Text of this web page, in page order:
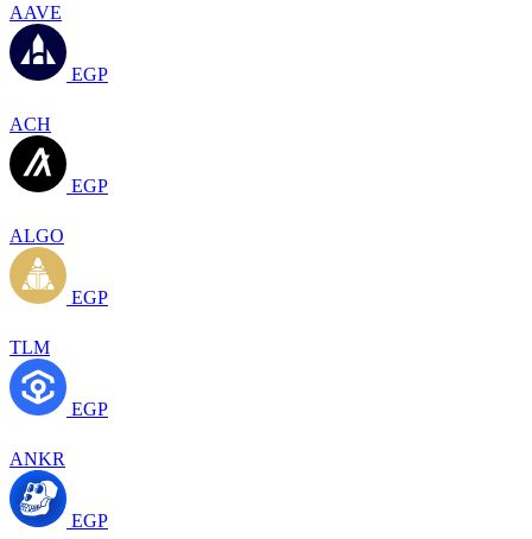
AAVE
EGP
ACH
EGP
ALGO
EGP
TLM
EGP
ANKR
EGP